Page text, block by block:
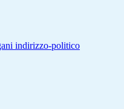
indirizzo-politico